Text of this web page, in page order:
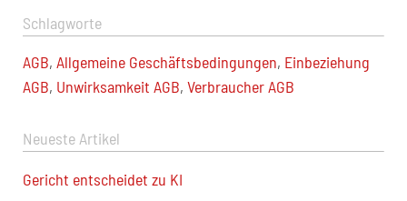
Schlagworte
AGB, Allgemeine Geschäftsbedingungen, Einbeziehung
AGB, Unwirksamkeit AGB, Verbraucher AGB
Neueste Artikel
Gericht entscheidet zu KI